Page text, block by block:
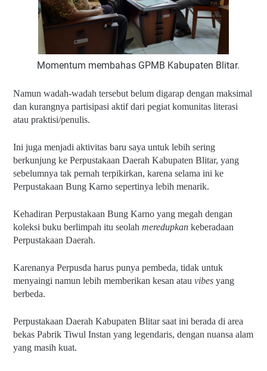
Momentum membahas GPMB Kabupaten Blitar.
Namun wadah-wadah tersebut belum digarap dengan maksimal
dan kurangnya partisipasi aktif dari pegiat komunitas literasi
atau praktisi/penulis.
Ini juga menjadi aktivitas baru saya untuk lebih sering
berkunjung ke Perpustakaan Daerah Kabupaten Blitar, yang
sebelumnya tak pernah terpikirkan, karena selama ini ke
Perpustakaan Bung Karno sepertinya lebih menarik.
Kehadiran Perpustakaan Bung Karno yang megah dengan
koleksi buku berlimpah itu seolah meredupkan keberadaan
Perpustakaan Daerah.
Karenanya Perpusda harus punya pembeda, tidak untuk
menyaingi namun lebih memberikan kesan atau vibes yang
berbeda.
Perpustakaan Daerah Kabupaten Blitar saat ini berada di area
bekas Pabrik Tiwul Instan yang legendaris, dengan nuansa alam
yang masih kuat.